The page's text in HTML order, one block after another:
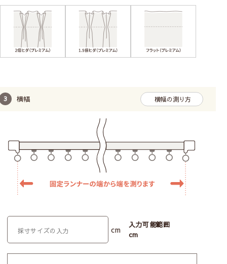
横幅 横幅の測り方
cm
入力可能範囲
cm